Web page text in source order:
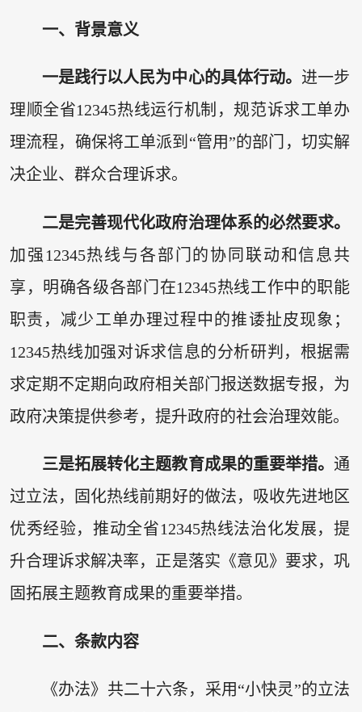
一、背景意义
一是践行以人民为中心的具体行动。 进一步
理顺全省12345热线运行机制，规范诉求工单办
理流程，确保将工单派到“管用”的部门，切实解
决企业、群众合理诉求。
二是完善现代化政府治理体系的必然要求。
加强12345热线与各部门的协同联动和信息共
享，明确各级各部门在12345热线工作中的职能
职责，减少工单办理过程中的推诿扯皮现象；
12345热线加强对诉求信息的分析研判，根据需
求定期不定期向政府相关部门报送数据专报，为
政府决策提供参考，提升政府的社会治理效能。
三是拓展转化主题教育成果的重要举措。通
过立法，固化热线前期好的做法，吸收先进地区
优秀经验，推动全省12345热线法治化发展，提
升合理诉求解决率，正是落实《意见》要求，巩
固拓展主题教育成果的重要举措。
二、条款内容
《办法》共二十六条，采用“小快灵”的立法